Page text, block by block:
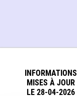
INFORMATIONS
MISES À JOUR
LE 28-04-2026